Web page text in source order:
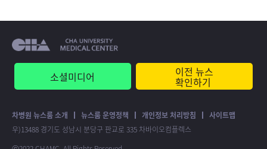
차병원 뉴스룸 소개 뉴스룸 운영정책 개인정보 처리방침
사이트맵
우)13488 경기도 성남시 분당구 판교로 335 차바이오컴플렉스
소셜미디어 이전 뉴스
확인하기